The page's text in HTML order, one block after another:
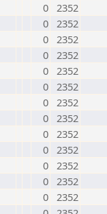
0 2352
0 2352
0 2352
0 2352
0 2352
0 2352
0 2352
0 2352
0 2352
0 2352
0 2352
0 2352
0 2352